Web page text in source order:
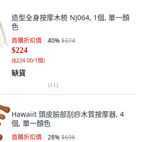
造型全身按摩木梳 NJ064, 1個, 單一顏
色
首購折扣價 40%$374
$224
($224.00/1個)
缺貨
(11)
Hawaiit 頭皮臉部刮痧木質按摩器, 4
個, 單一顏色
首購折扣價 28%$696